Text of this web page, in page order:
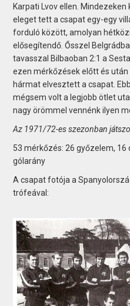
Karpati Lvov ellen.
eleget tett a csapat egy-egy
forduló között, amolyan
elősegítendő. Ősszel
tavasszal Bilbaoban 2:1 a
ezen mérkőzések előtt és
hármat elvesztett a csapat.
mégsem volt a legjobb ötlet
nagy örömmel vennénk ilyen
Az 1971/72-es szezonban
53 mérkőzés: 26 győzelem, 16
gólarány
A csapat fotója a
trófeával: